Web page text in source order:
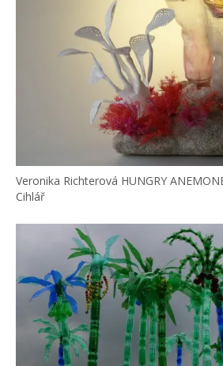
Veronika Richterová HUNGRY
Cihlář